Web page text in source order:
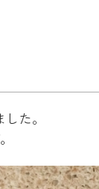
た。